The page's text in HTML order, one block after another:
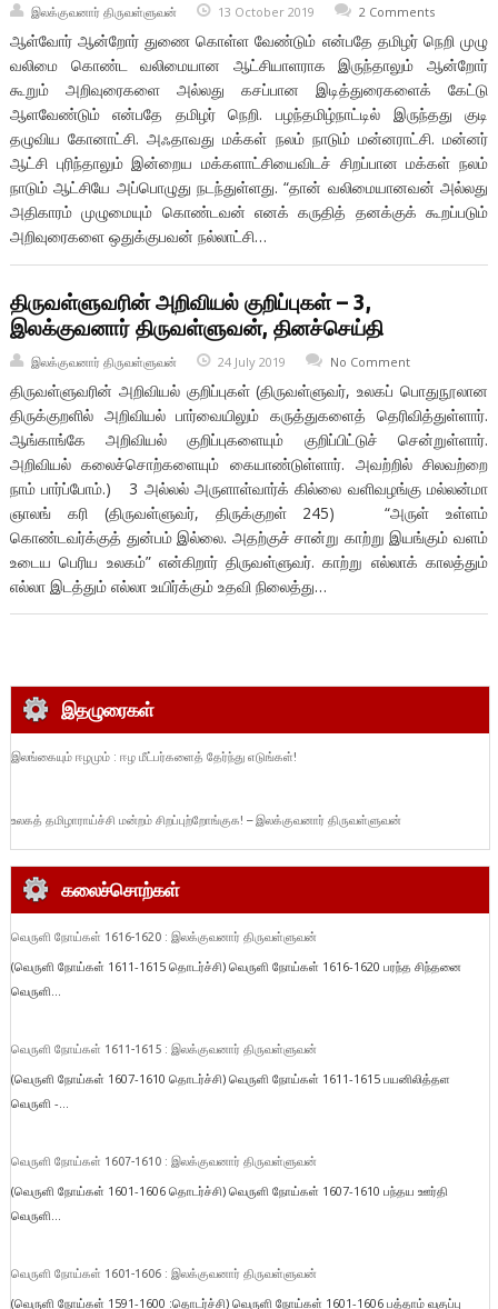
இலக்குவனார் திருவள்ளுவன் 13 October 2019 2 Comments
ஆள்வோர் ஆன்றோர் துணை கொள்ள வேண்டும் என்பதே தமிழர் நெறி முழு
வலிமை கொண்ட வலிமையான ஆட்சியாளராக இருந்தாலும் ஆன்றோர்
கூறும் அறிவுரைகளை அல்லது கசப்பான இடித்துரைகளைக் கேட்டு
ஆளவேண்டும் என்பதே தமிழர் நெறி. பழந்தமிழ்நாட்டில் இருந்தது குடி
தழுவிய கோனாட்சி. அஃதாவது மக்கள் நலம் நாடும் மன்னராட்சி. மன்னர்
ஆட்சி புரிந்தாலும் இன்றைய மக்களாட்சியைவிடச் சிறப்பான மக்கள் நலம்
நாடும் ஆட்சியே அப்பொழுது நடந்துள்ளது. “தான் வலிமையானவன் அல்லது
அதிகாரம் முழுமையும் கொண்டவன் எனக் கருதித் தனக்குக் கூறப்படும்
அறிவுரைகளை ஒதுக்குபவன் நல்லாட்சி…
திருவள்ளுவரின் அறிவியல் குறிப்புகள் – 3,
இலக்குவனார் திருவள்ளுவன், தினச்செய்தி
இலக்குவனார் திருவள்ளுவன் 24 July 2019 No Comment
திருவள்ளுவரின் அறிவியல் குறிப்புகள் (திருவள்ளுவர், உலகப் பொதுநூலான
திருக்குறளில் அறிவியல் பார்வையிலும் கருத்துகளைத் தெரிவித்துள்ளார்.
ஆங்காங்கே அறிவியல் குறிப்புகளையும் குறிப்பிட்டுச் சென்றுள்ளார்.
அறிவியல் கலைச்சொற்களையும் கையாண்டுள்ளார். அவற்றில் சிலவற்றை
நாம் பார்ப்போம்.) 3 அல்லல் அருளாள்வார்க் கில்லை வளிவழங்கு மல்லன்மா
ஞாலங் கரி (திருவள்ளுவர், திருக்குறள் 245) “அருள் உள்ளம்
கொண்டவர்க்குத் துன்பம் இல்லை. அதற்குச் சான்று காற்று இயங்கும் வளம்
உடைய பெரிய உலகம்” என்கிறார் திருவள்ளுவர். காற்று எல்லாக் காலத்தும்
எல்லா இடத்தும் எல்லா உயிர்க்கும் உதவி நிலைத்து…
இதழுரைகள்
இலங்கையும் ஈழமும் : ஈழ மீட்பர்களைத் தேர்ந்து எடுங்கள்!
உலகத் தமிழாராய்ச்சி மன்றம் சிறப்புற்றோங்குக! – இலக்குவனார் திருவள்ளுவன்
கலைச்சொற்கள்
வெருளி நோய்கள் 1616-1620 : இலக்குவனார் திருவள்ளுவன்
(வெருளி நோய்கள் 1611-1615 தொடர்ச்சி) வெருளி நோய்கள் 1616-1620 பரந்த சிந்தனை
வெருளி...
வெருளி நோய்கள் 1611-1615 : இலக்குவனார் திருவள்ளுவன்
(வெருளி நோய்கள் 1607-1610 தொடர்ச்சி) வெருளி நோய்கள் 1611-1615 பயனிலித்தள
வெருளி -...
வெருளி நோய்கள் 1607-1610 : இலக்குவனார் திருவள்ளுவன்
(வெருளி நோய்கள் 1601-1606 தொடர்ச்சி) வெருளி நோய்கள் 1607-1610 பந்தய ஊர்தி
வெருளி...
வெருளி நோய்கள் 1601-1606 : இலக்குவனார் திருவள்ளுவன்
(வெருளி நோய்கள் 1591-1600 :தொடர்ச்சி) வெருளி நோய்கள் 1601-1606 பத்தாம் வகுப்பு